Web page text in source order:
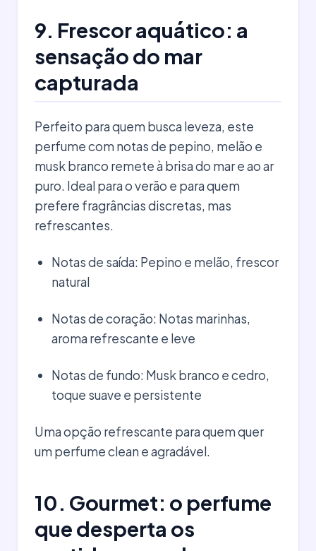
9. Frescor aquático: a
sensação do mar
capturada
Perfeito para quem busca leveza, este
perfume com notas de pepino, melão e
musk branco remete à brisa do mar e ao ar
puro. Ideal para o verão e para quem
prefere fragrâncias discretas, mas
refrescantes.
Notas de saída: Pepino e melão, frescor
natural
Notas de coração: Notas marinhas,
aroma refrescante e leve
Notas de fundo: Musk branco e cedro,
toque suave e persistente
Uma opção refrescante para quem quer
um perfume clean e agradável.
10. Gourmet: o perfume
que desperta os